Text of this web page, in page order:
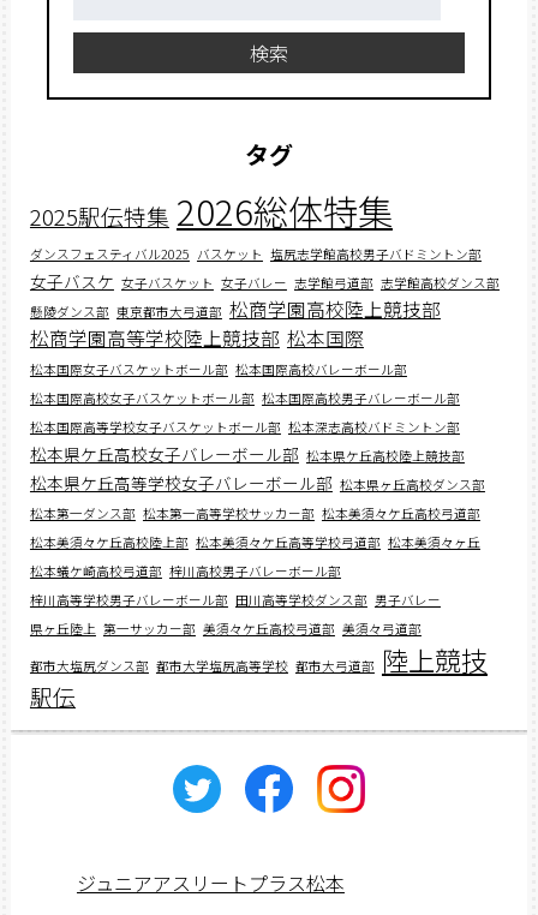
検索
タグ
2025駅伝特集 2026総体特集
ダンスフェスティバル2025 バスケット 塩尻志学館高校男子バドミントン部
女子バスケ 女子バスケット 女子バレー 志学館弓道部 志学館高校ダンス部
懸陵ダンス部 東京都市大弓道部 松商学園高校陸上競技部
松商学園高等学校陸上競技部 松本国際
松本国際女子バスケットボール部 松本国際高校バレーボール部
松本国際高校女子バスケットボール部 松本国際高校男子バレーボール部
松本国際高等学校女子バスケットボール部 松本深志高校バドミントン部
松本県ケ丘高校女子バレーボール部 松本県ケ丘高校陸上競技部
松本県ケ丘高等学校女子バレーボール部 松本県ヶ丘高校ダンス部
松本第一ダンス部 松本第一高等学校サッカー部 松本美須々ケ丘高校弓道部
松本美須々ケ丘高校陸上部 松本美須々ケ丘高等学校弓道部 松本美須々ヶ丘
松本蟻ケ崎高校弓道部 梓川高校男子バレーボール部
梓川高等学校男子バレーボール部 田川高等学校ダンス部 男子バレー
県ヶ丘陸上 第一サッカー部 美須々ケ丘高校弓道部 美須々弓道部
都市大塩尻ダンス部 都市大学塩尻高等学校 都市大弓道部 陸上競技
駅伝
ジュニアアスリートプラス松本